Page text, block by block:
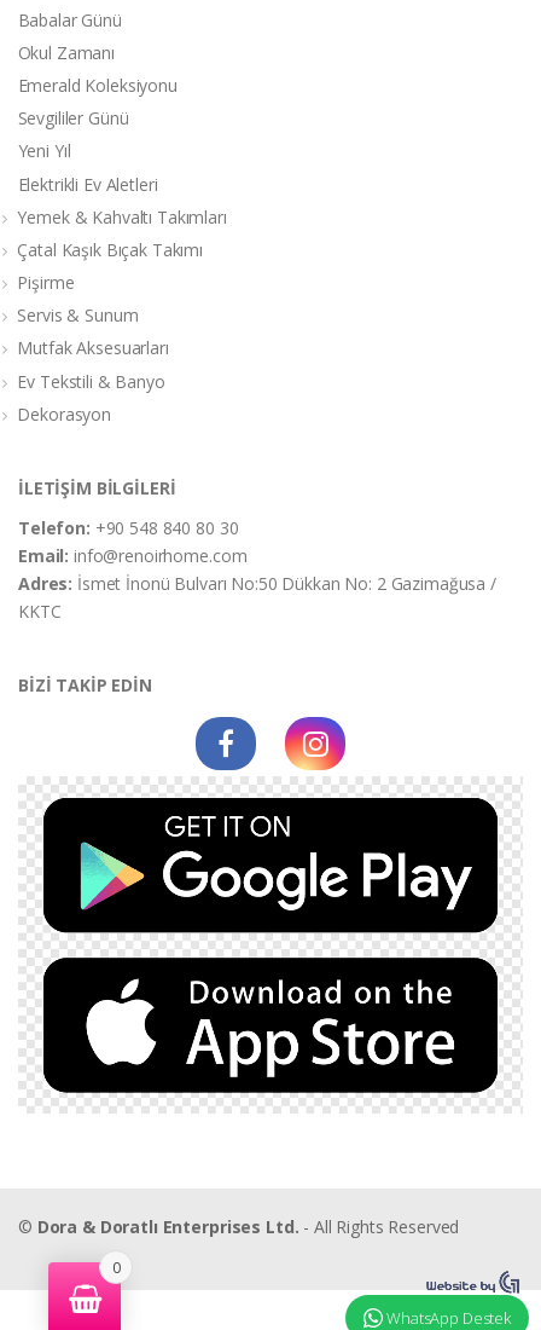
Babalar Günü
Okul Zamanı
Emerald Koleksiyonu
Sevgililer Günü
Yeni Yıl
Elektrikli Ev Aletleri
Yemek & Kahvaltı Takımları
Çatal Kaşık Bıçak Takımı
Pişirme
Servis & Sunum
Mutfak Aksesuarları
Ev Tekstili & Banyo
Dekorasyon
İLETİŞİM BİLGİLERİ
Telefon: +90 548 840 80 30
Email:info@renoirhome.com
Adres: İsmet İnonü Bulvarı No:50 Dükkan No: 2 Gazimağusa /
KKTC
BİZİ TAKİP EDİN
© Dora & Doratlı Enterprises Ltd. - All Rights Reserved
0
WhatsApp Destek